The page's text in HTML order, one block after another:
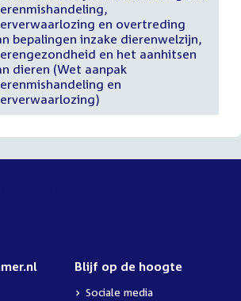
en overtreding
bepalingen inzake dierenwelzijn,
en het aanhitsen
dieren (Wet aanpak
en
Blijf op de hoogte
Sociale media